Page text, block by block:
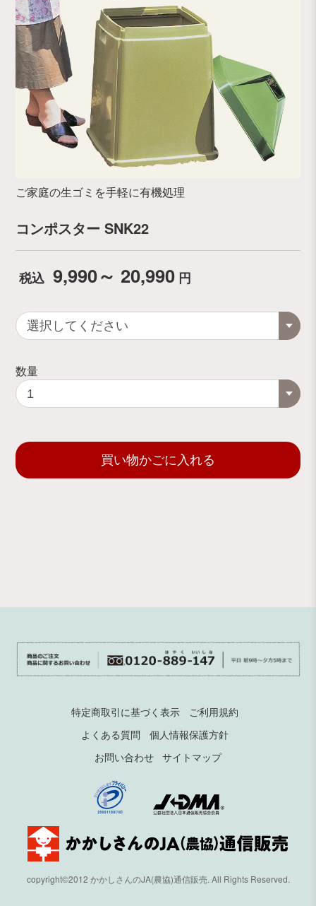
ご家庭の生ゴミを手軽に有機処理
コンポスター SNK22
税込 9,990～ 20,990 円
数量
買い物かごに入れる
特定商取引に基づく表示
ご利用規約
よくある質問
個人情報保護方針
お問い合わせ
サイトマップ
copyright©2012 かかしさんのJA(農協)通信販売. All Rights Reserved.